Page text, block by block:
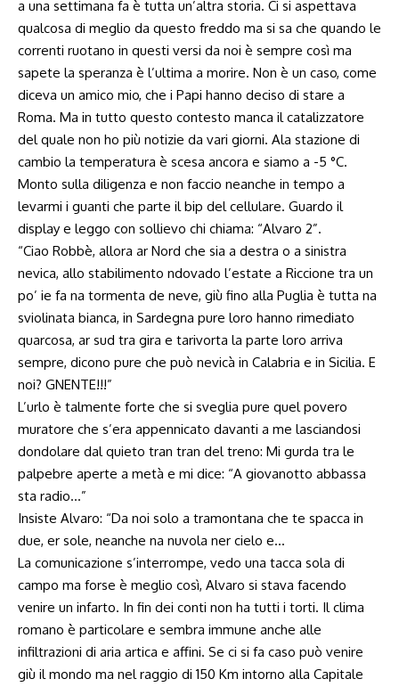
a una settimana fa è tutta un’altra storia. Ci si aspettava
qualcosa di meglio da questo freddo ma si sa che quando le
correnti ruotano in questi versi da noi è sempre così ma
sapete la speranza è l’ultima a morire. Non è un caso, come
diceva un amico mio, che i Papi hanno deciso di stare a
Roma. Ma in tutto questo contesto manca il catalizzatore
del quale non ho più notizie da vari giorni. Ala stazione di
cambio la temperatura è scesa ancora e siamo a -5 °C.
Monto sulla diligenza e non faccio neanche in tempo a
levarmi i guanti che parte il bip del cellulare. Guardo il
display e leggo con sollievo chi chiama: “Alvaro 2”.
“Ciao Robbè, allora ar Nord che sia a destra o a sinistra
nevica, allo stabilimento ndovado l’estate a Riccione tra un
po’ ie fa na tormenta de neve, giù fino alla Puglia è tutta na
sviolinata bianca, in Sardegna pure loro hanno rimediato
quarcosa, ar sud tra gira e tarivorta la parte loro arriva
sempre, dicono pure che può nevicà in Calabria e in Sicilia. E
noi? GNENTE!!!”
L’urlo è talmente forte che si sveglia pure quel povero
muratore che s’era appennicato davanti a me lasciandosi
dondolare dal quieto tran tran del treno: Mi gurda tra le
palpebre aperte a metà e mi dice: “A giovanotto abbassa
sta radio…”
Insiste Alvaro: “Da noi solo a tramontana che te spacca in
due, er sole, neanche na nuvola ner cielo e…
La comunicazione s’interrompe, vedo una tacca sola di
campo ma forse è meglio così, Alvaro si stava facendo
venire un infarto. In fin dei conti non ha tutti i torti. Il clima
romano è particolare e sembra immune anche alle
infiltrazioni di aria artica e affini. Se ci si fa caso può venire
giù il mondo ma nel raggio di 150 Km intorno alla Capitale